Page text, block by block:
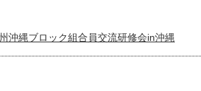
沖縄ブロック組合員交流研修会in沖縄